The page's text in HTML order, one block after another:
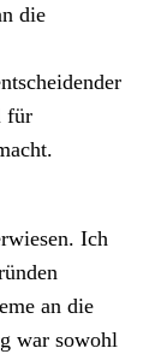
die
für
Ich
an die
war sowohl